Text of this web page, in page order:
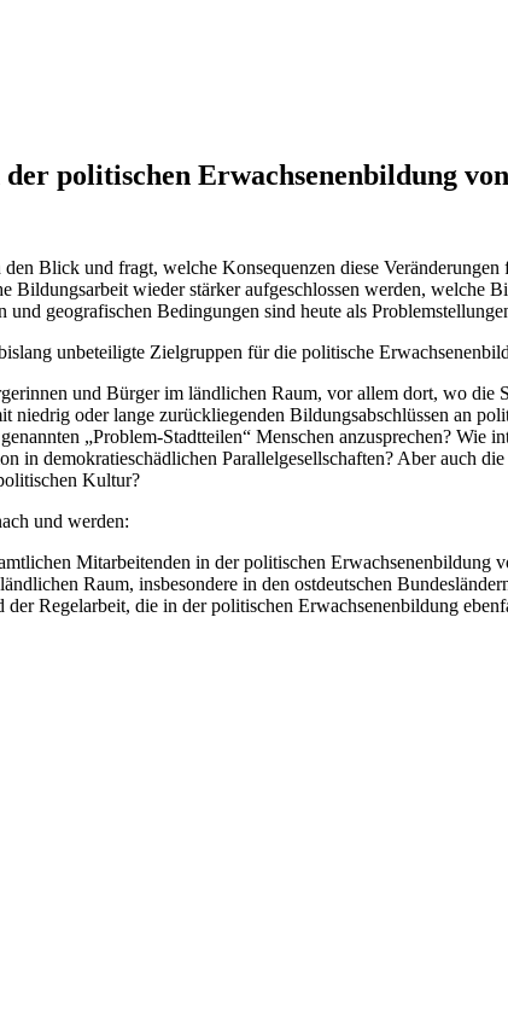
politischen Erwachsenenbildung
Blick und fragt, welche Konsequenzen diese
wieder stärker aufgeschlossen werden, welche
geografischen Bedingungen sind heute als
unbeteiligte Zielgruppen für die politische
und Bürger im ländlichen Raum, vor allem dort, wo
niedrig oder lange zurückliegenden Bildungsabschlüssen an
„Problem-Stadtteilen“ Menschen anzusprechen?
demokratieschädlichen Parallelgesellschaften? Aber auch
Kultur?
und werden:
Mitarbeitenden in der politischen Erwachsenenbildung
Raum, insbesondere in den ostdeutschen
Regelarbeit, die in der politischen Erwachsenenbildung